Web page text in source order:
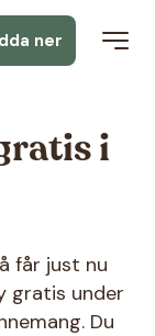
ner
i
får just nu
gratis under
Du